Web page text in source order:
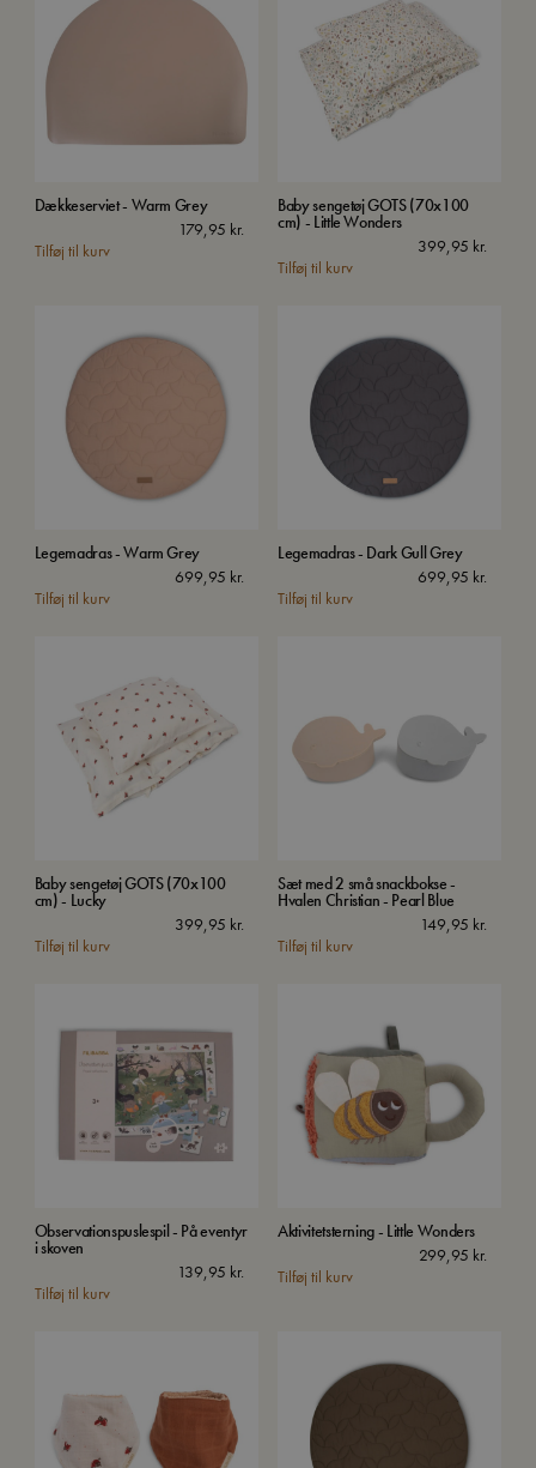
Dækkeserviet - Warm Grey
179,95 kr.
Tilføj til kurv
Baby sengetøj GOTS (70x100
cm) - Little Wonders
399,95 kr.
Tilføj til kurv
Legemadras - Warm Grey
699,95 kr.
Tilføj til kurv
Legemadras - Dark Gull Grey
699,95 kr.
Tilføj til kurv
Baby sengetøj GOTS (70x100
cm) - Lucky
399,95 kr.
Tilføj til kurv
Sæt med 2 små snackbokse -
Hvalen Christian - Pearl Blue
149,95 kr.
Tilføj til kurv
Observationspuslespil - På eventyr
i skoven
139,95 kr.
Tilføj til kurv
Aktivitetsterning - Little Wonders
299,95 kr.
Tilføj til kurv